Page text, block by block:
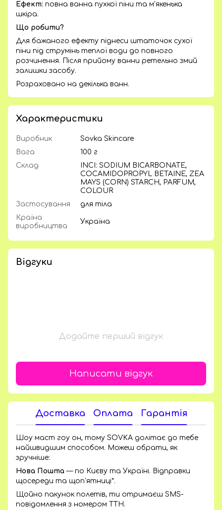
Ефект: повна ванна пухкої піни та м'якенька
шкіра.
Що робити?
Для бажаного ефекту піднеси штаточок сухої
піни під струмінь теплої води до повного
розчинення. Після прийому ванни ретельно змий
залишки засобу.
Розраховано на декілька ванн.
Характеристики
Виробник
Sovka Skincare
Вага
100 г
Склад
INCI: SODIUM BICARBONATE,
COCAMIDOPROPYL BETAINE, ZEA
MAYS (CORN) STARCH, PARFUM,
COLOUR
Застосування
для тіла
Країна
виробництва
Україна
Відгуки
Додайте перший відгук
Написати відгук
Доставка Оплата Гарантія
Шоу маст гоу он, тому SOVKA долітає до тебе
найшвидшим способом. Можеш обрати, як
зручніше:
Нова Пошта — по Києву та Україні. Відправки
щосереди та щоп’ятниці*.
Щойно пакунок полетів, ти отримаєш SMS-
повідомлення з номером ТТН.